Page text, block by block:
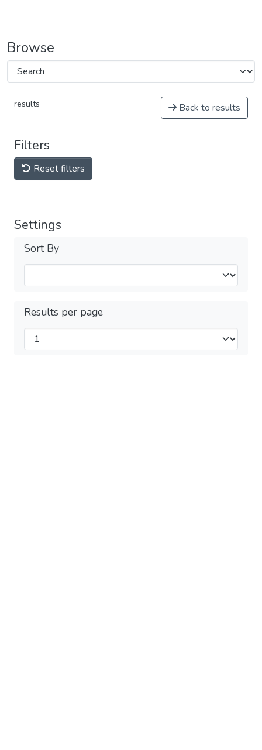
Browse
results Back to results
Filters
Reset filters
Settings
Sort By
Results per page